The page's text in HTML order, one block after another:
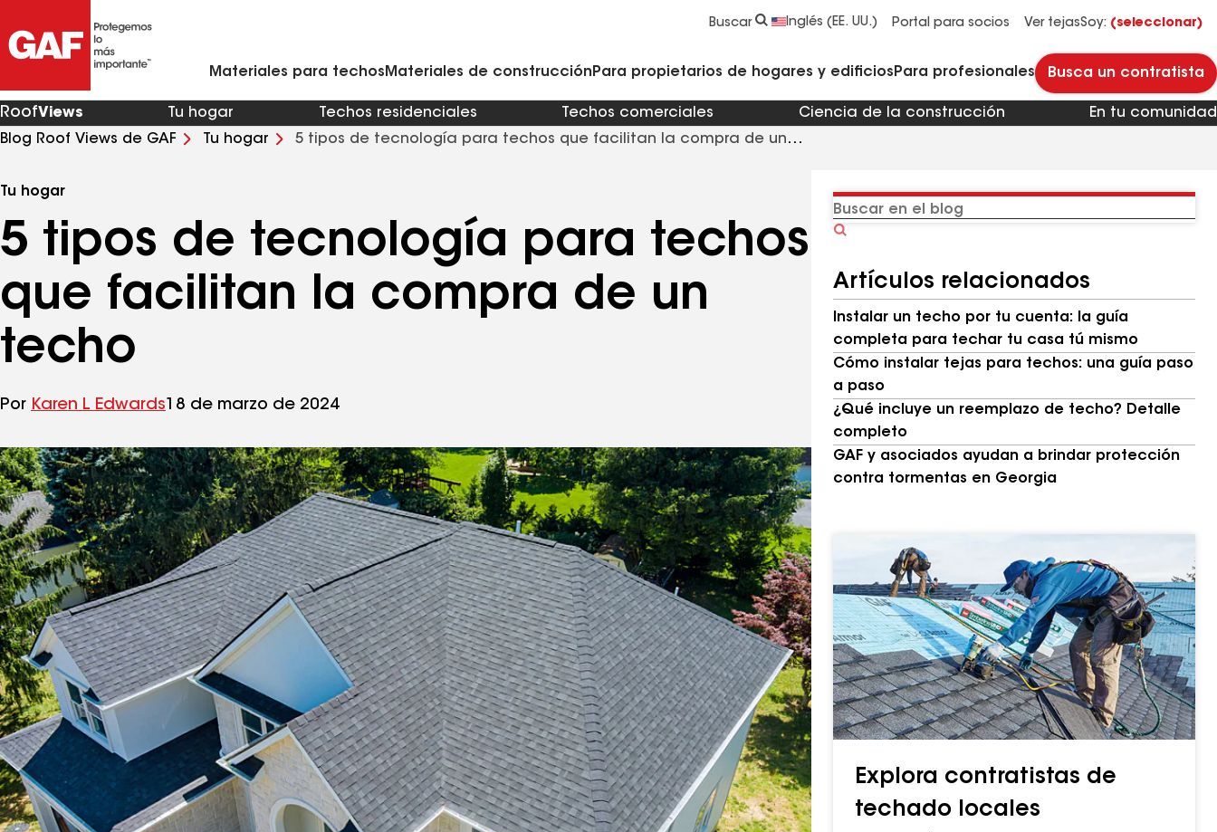
Buscar Inglés (EE. UU.) Portal para socios Ver tejasSoy: (seleccionar)
Materiales para techos Materiales de construcción Para propietarios de hogares y edificios Para profesionales Busca un contratista
RoofViews Tu hogar Techos residenciales Techos comerciales Ciencia de la construcción
En tu comunidad
Blog Roof Views de GAF
Tu hogar
5 tipos de tecnología para techos que facilitan la compra de un
Tu hogar
5 tipos de tecnología para techos
que facilitan la compra de un
techo
Por Karen L Edwards 18 de marzo de 2024
Buscar
el
blog
Artículos relacionados
Instalar un techo por tu cuenta: la guía
completa para techar tu casa tú mismo
Cómo instalar tejas para techos: una guía paso
a paso
¿Qué incluye un reemplazo de techo? Detalle
completo
GAF y asociados ayudan a brindar protección
contra tormentas en Georgia
Explora contratistas de
techado locales